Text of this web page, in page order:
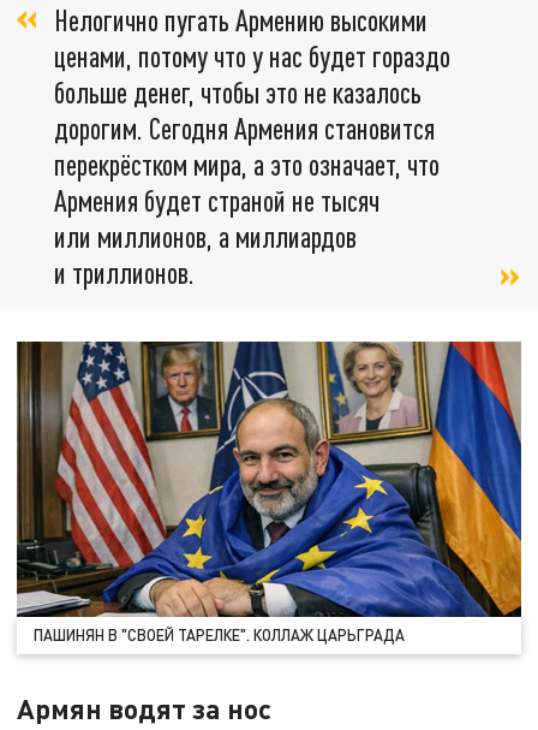
Нелогично пугать Армению высокими
ценами, потому что у нас будет гораздо
больше денег, чтобы это не казалось
дорогим. Сегодня Армения становится
перекрёстком мира, а это означает, что
Армения будет страной не тысяч
или миллионов, а миллиардов
и триллионов.
ПАШИНЯН В "СВОЕЙ ТАРЕЛКЕ". КОЛЛАЖ ЦАРЬГРАДА
Армян водят за нос